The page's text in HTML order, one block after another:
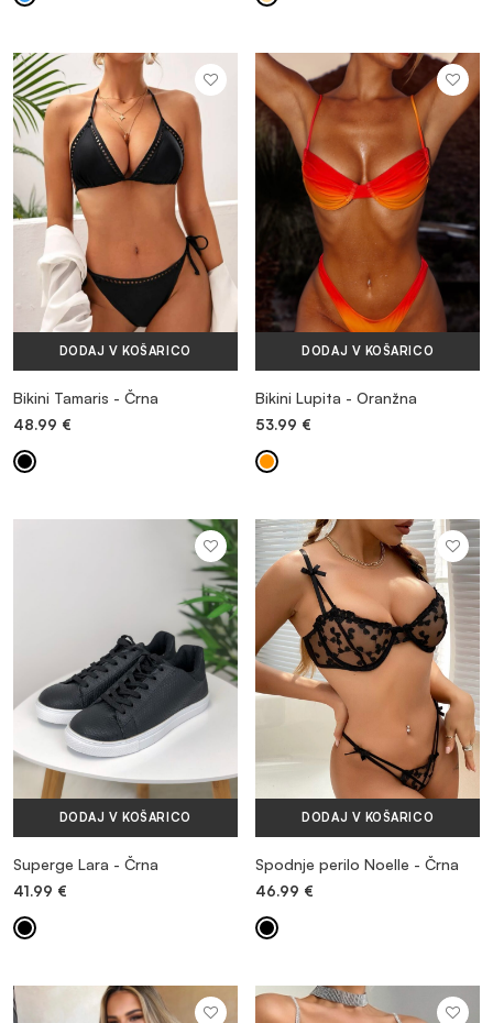
DODAJ V KOŠARICO
Bikini Tamaris - Črna
48.99 €
DODAJ V KOŠARICO
Bikini Lupita - Oranžna
53.99 €
DODAJ V KOŠARICO
Superge Lara - Črna
41.99 €
DODAJ V KOŠARICO
Spodnje perilo Noelle - Črna
46.99 €